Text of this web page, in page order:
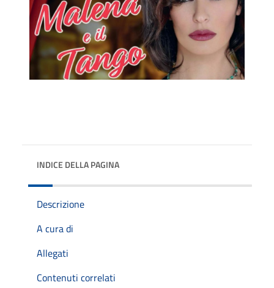
INDICE DELLA PAGINA
Descrizione
A cura di
Allegati
Contenuti correlati